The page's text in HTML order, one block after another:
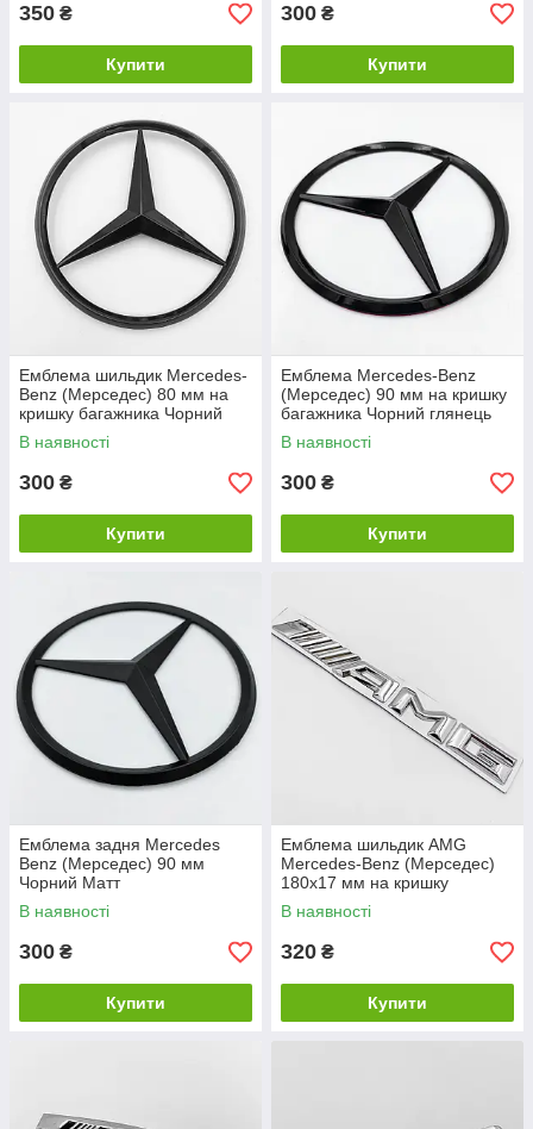
350 ₴
Купити
300 ₴
Купити
Емблема шильдик Mercedes-
Benz (Мерседес) 80 мм на
кришку багажника Чорний
глянець
В наявності
300 ₴
Купити
Емблема Mercedes-Benz
(Мерседес) 90 мм на кришку
багажника Чорний глянець
В наявності
300 ₴
Купити
Емблема задня Mercedes
Benz (Мерседес) 90 мм
Чорний Матт
В наявності
300 ₴
Купити
Емблема шильдик AMG
Mercedes-Benz (Мерседес)
180х17 мм на кришку
багажника Хром
В наявності
320 ₴
Купити